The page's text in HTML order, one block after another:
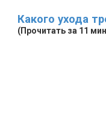
Какого ухода
(Прочитать за 11